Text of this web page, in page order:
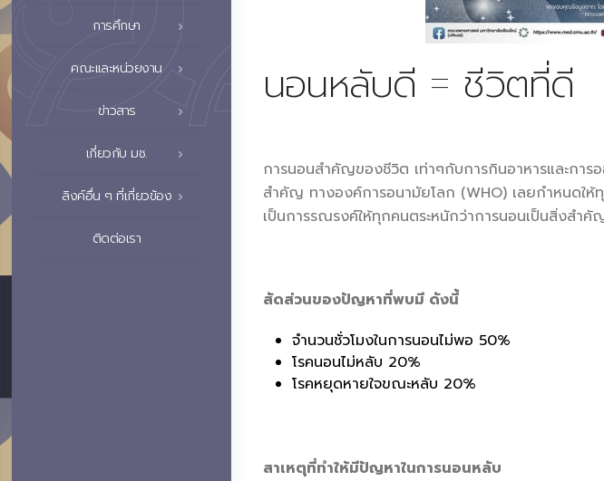
การศึกษา
คณะและหน่วยงาน
ข่าวสาร
เกี่ยวกับ มช.
ลิงค์อื่น ๆ ที่เกี่ยวข้อง
ติดต่อเรา
นอนหลับดี = ชีวิตที่ดี
การนอนสำคัญของชีวิต เท่าๆกับการกินอาหารและกา
สำคัญ ทางองค์การอนามัยโลก (WHO) เลยกำหนดใ
เป็นการรณรงค์ให้ทุกคนตระหนักว่าการนอนเป็นสิ่งสำคั
สัดส่วนของปัญหาที่พบมี ดังนี้
จำนวนชั่วโมงในการนอนไม่พอ 50%
โรคนอนไม่หลับ 20%
โรคหยุดหายใจขณะหลับ 20%
สาเหตุที่ทำให้มีปัญหาในการนอนหลับ